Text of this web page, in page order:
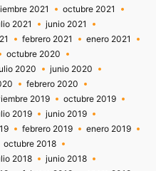
2021
octubre 2021
2021
junio 2021
febrero 2021
enero 2021
octubre 2020
2020
junio 2020
febrero 2020
2019
octubre 2019
2019
junio 2019
febrero 2019
enero 2019
octubre 2018
2018
junio 2018